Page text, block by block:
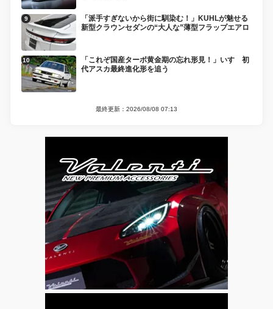
「派手すぎないから街に馴染む！」KUHLが魅せる
新型クラウンセダンの“大人な”薄型フラップエアロ
「これぞ国産ターボ黄金期の忘れ形見！」いすゞ初
代アスカ最終進化形を追う
最終更新：2026/08/08 07:13